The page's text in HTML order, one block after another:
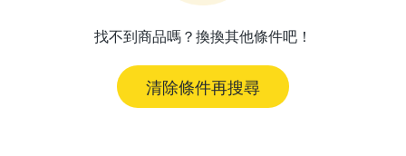
找不到商品嗎？換換其他條件吧！
清除條件再搜尋